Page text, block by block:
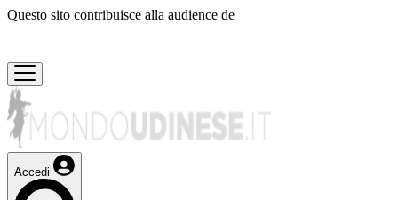
Questo sito contribuisce alla audience de
Accedi